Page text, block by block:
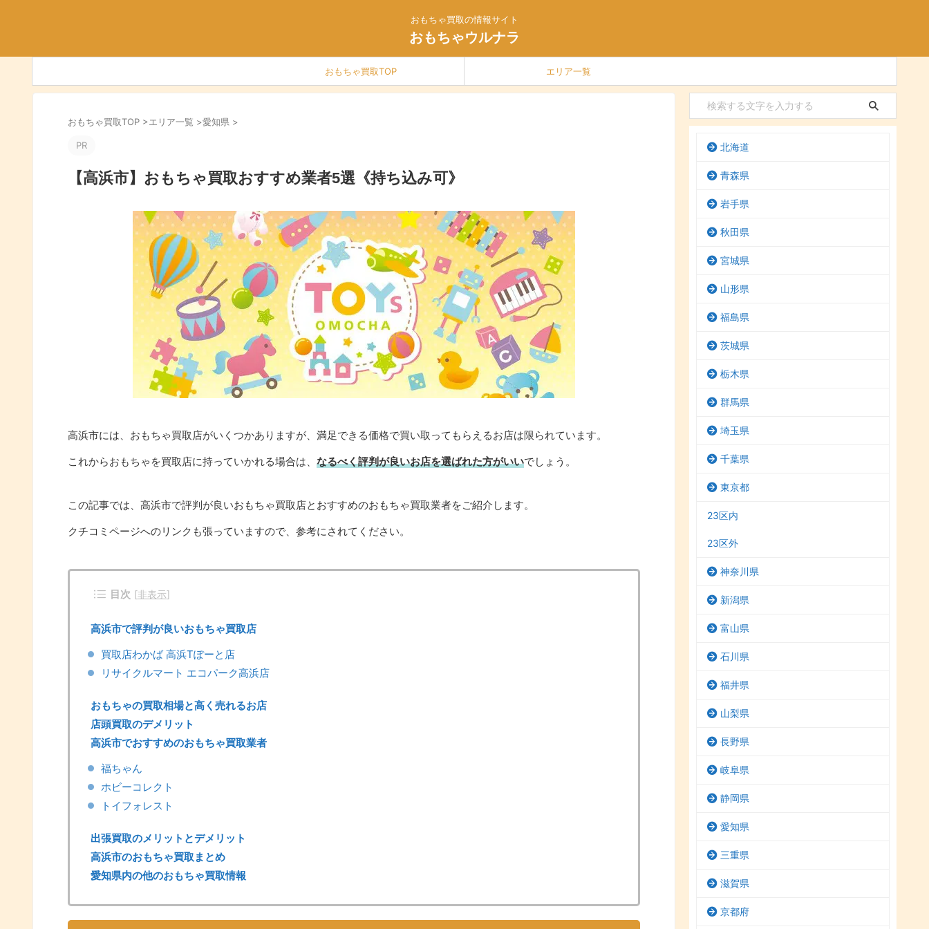
おもちゃ買取の情報サイト
おもちゃウルナラ
おもちゃ買取TOP エリア一覧
おもちゃ買取TOP >エリア一覧 >愛知県 >
PR
【高浜市】おもちゃ買取おすすめ業者5選《持ち込み可》
高浜市には、おもちゃ買取店がいくつかありますが、満足できる価格で買い取ってもらえるお店は限られています。
これからおもちゃを買取店に持っていかれる場合は、 なるべく評判が良いお店を選ばれた方がいいでしょう。
この記事では、高浜市で評判が良いおもちゃ買取店とおすすめのおもちゃ買取業者をご紹介します。
クチコミページへのリンクも張っていますので、参考にされてください。
目次 [非表示]
高浜市で評判が良いおもちゃ買取店
買取店わかば 高浜Tぽーと店
リサイクルマート エコパーク高浜店
おもちゃの買取相場と高く売れるお店
店頭買取のデメリット
高浜市でおすすめのおもちゃ買取業者
福ちゃん
ホビーコレクト
トイフォレスト
出張買取のメリットとデメリット
高浜市のおもちゃ買取まとめ
愛知県内の他のおもちゃ買取情報
北海道
青森県
岩手県
秋田県
宮城県
山形県
福島県
茨城県
栃木県
群馬県
埼玉県
千葉県
東京都
23区内
23区外
神奈川県
新潟県
富山県
石川県
福井県
山梨県
長野県
岐阜県
静岡県
愛知県
三重県
滋賀県
京都府